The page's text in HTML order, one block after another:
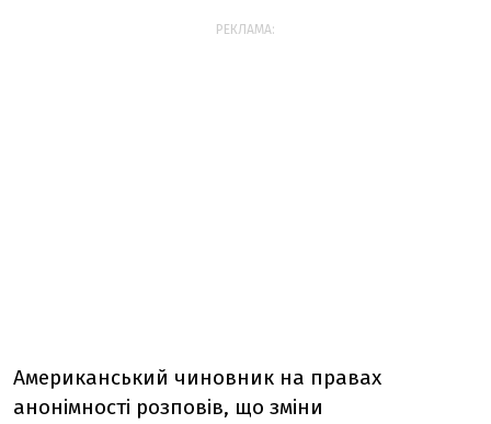
РЕКЛАМА:
Американський чиновник на правах
анонімності розповів, що зміни